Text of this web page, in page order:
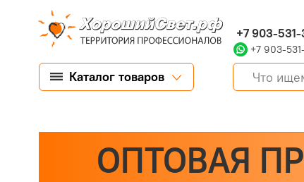
+7 903-
+7 903-
Каталог товаров
ОПТОВАЯ